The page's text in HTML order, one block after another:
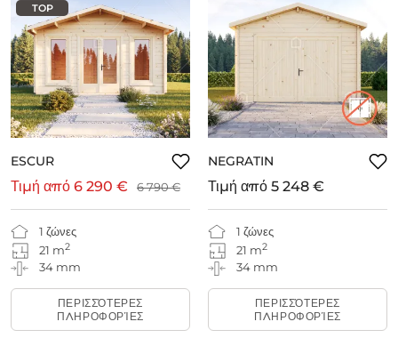
TOP
ESCUR
1 ζώνες
21 m2
34 mm
Τιμή από 6 290 € 6 790 €
ΠΕΡΙΣΣΌΤΕΡΕΣ
ΠΛΗΡΟΦΟΡΊΕΣ
NEGRATIN
1 ζώνες
21 m2
34 mm
Τιμή από 5 248 €
ΠΕΡΙΣΣΌΤΕΡΕΣ
ΠΛΗΡΟΦΟΡΊΕΣ